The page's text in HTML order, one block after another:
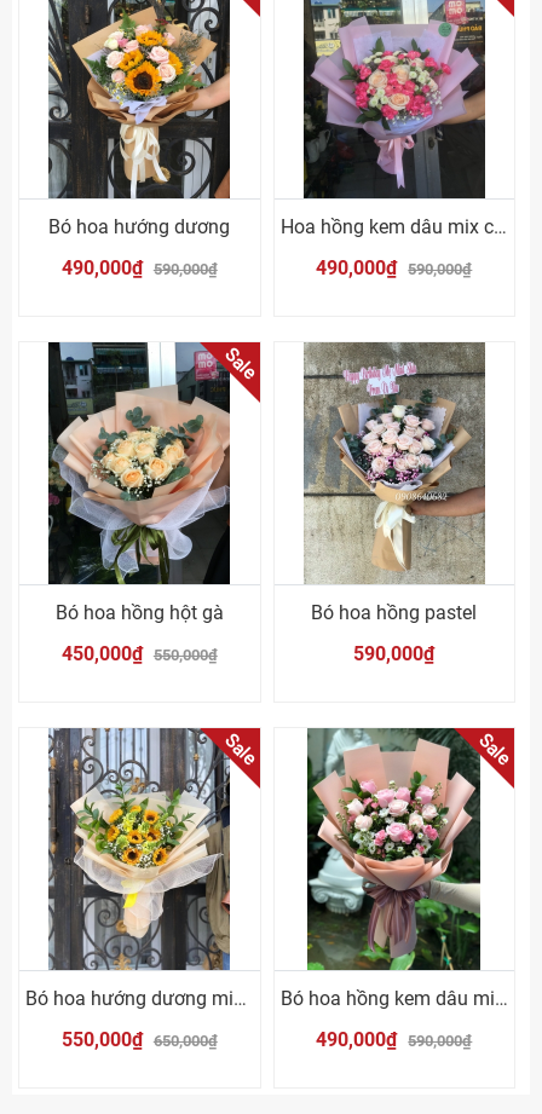
Bó hoa hướng dương
490,000₫ 590,000₫
Hoa hồng kem dâu mix cẩm chướng hồng
490,000₫ 590,000₫
Sale
Bó hoa hồng hột gà
450,000₫ 550,000₫
Bó hoa hồng pastel
590,000₫
Sale
Bó hoa hướng dương mix mõm sói vàng
550,000₫ 650,000₫
Sale
Bó hoa hồng kem dâu mix cúc trắng
490,000₫ 590,000₫